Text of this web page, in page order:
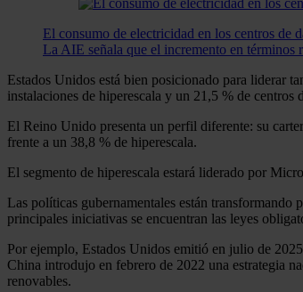
El consumo de electricidad en los centros de
La AIE señala que el incremento en términos
Estados Unidos está bien posicionado para liderar
instalaciones de hiperescala y un 21,5 % de centros
El Reino Unido presenta un perfil diferente: su
frente a un 38,8 % de hiperescala.
El segmento de hiperescala estará liderado por
Las políticas gubernamentales están
principales iniciativas se encuentran las leyes
Por ejemplo, Estados Unidos emitió en julio de
China introdujo en febrero de 2022 una estrategia
renovables.